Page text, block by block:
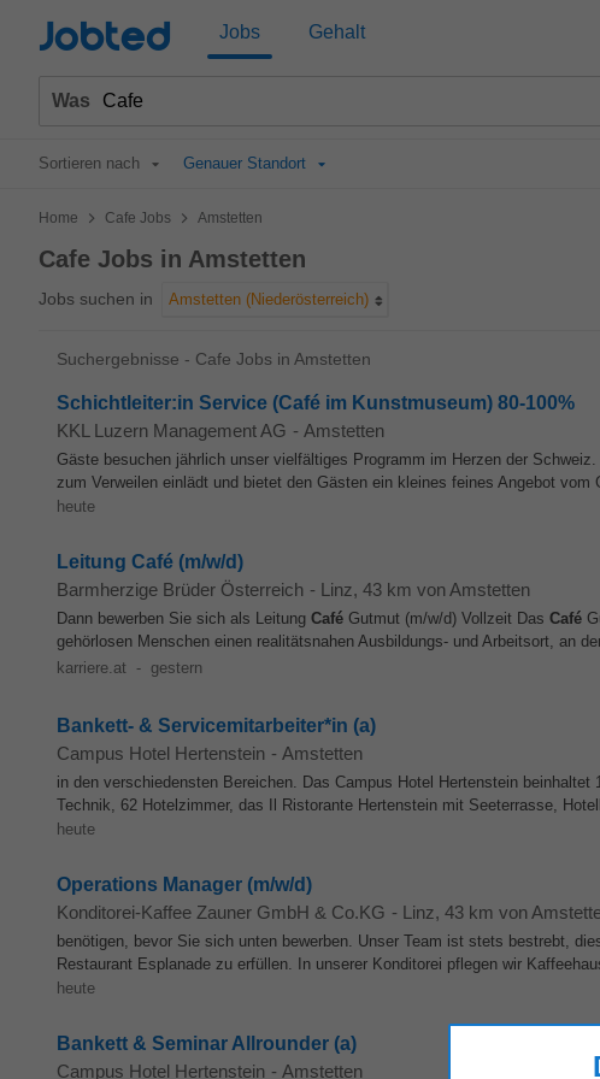
Jobted Jobs Gehalt
Was
Sortieren nach Genauer Standort
Home > Cafe Jobs > Amstetten
Cafe Jobs in Amstetten
Jobs suchen in Amstetten (Niederösterreich)
Suchergebnisse - Cafe Jobs in Amstetten
Schichtleiter:in Service (Café im Kunstmuseum) 80-100%
KKL Luzern Management AG - Amstetten
Gäste besuchen jährlich unser vielfältiges Programm im Herzen der Schweiz.
zum Verweilen einlädt und bietet den Gästen ein kleines feines Angebot vom
heute
Leitung Café (m/w/d)
Barmherzige Brüder Österreich - Linz, 43 km von Amstetten
Dann bewerben Sie sich als Leitung Café Gutmut (m/w/d) Vollzeit Das Café
gehörlosen Menschen einen realitätsnahen Ausbildungs- und Arbeitsort, an
karriere.at - gestern
Bankett- & Servicemitarbeiter*in (a)
Campus Hotel Hertenstein - Amstetten
in den verschiedensten Bereichen. Das Campus Hotel Hertenstein
Technik, 62 Hotelzimmer, das Il Ristorante Hertenstein mit Seeterrasse,
heute
Operations Manager (m/w/d)
Konditorei-Kaffee Zauner GmbH & Co.KG - Linz, 43 km von
benötigen, bevor Sie sich unten bewerben. Unser Team ist stets bestrebt,
Restaurant Esplanade zu erfüllen. In unserer Konditorei pflegen wir
heute
Bankett & Seminar Allrounder (a)
Campus Hotel Hertenstein - Amstetten